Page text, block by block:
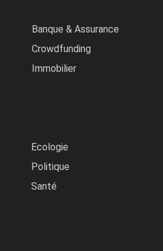
Banque & Assurance
Crowdfunding
Immobilier
Ecologie
Politique
Santé